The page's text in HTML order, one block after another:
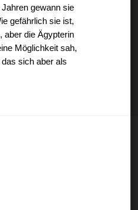
gewann sie
gefährlich sie ist,
aber die Ägypterin
Möglichkeit sah,
sich aber als